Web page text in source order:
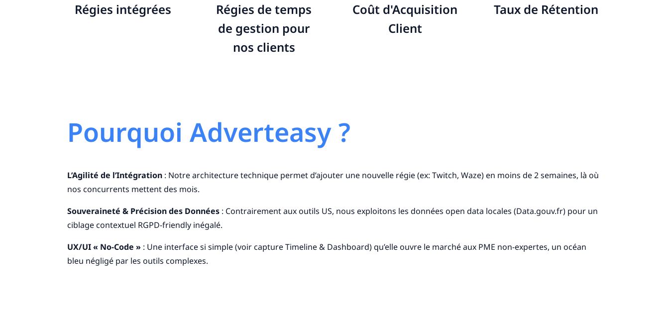
Régies intégrées
Régies de temps
de gestion pour
nos clients
Coût d'Acquisition
Client
Taux de Rétention
Pourquoi Adverteasy ?
L’Agilité de l’Intégration : Notre architecture technique permet d’ajouter une nouvelle régie (ex: Twitch, Waze) en moins de 2 semaines, là où
nos concurrents mettent des mois.
Souveraineté & Précision des Données : Contrairement aux outils US, nous exploitons les données open data locales (Data.gouv.fr) pour un
ciblage contextuel RGPD-friendly inégalé.
UX/UI « No-Code » : Une interface si simple (voir capture Timeline & Dashboard) qu’elle ouvre le marché aux PME non-expertes, un océan
bleu négligé par les outils complexes.